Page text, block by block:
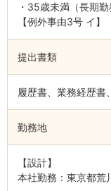
・35歳未満（長期
【例外事由3号 イ】
提出書類
履歴書、業務経歴書
勤務地
【設計】
本社勤務：東京都